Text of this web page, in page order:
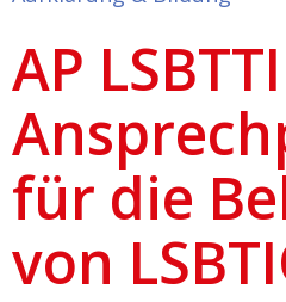
AP
für die
von